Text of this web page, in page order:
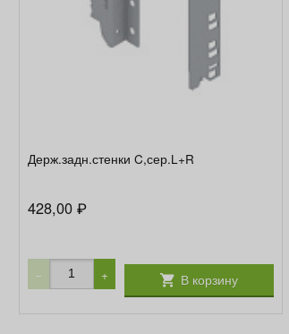
Держ.задн.стенки C,сер.L+R
428,00 ₽
− + В корзину